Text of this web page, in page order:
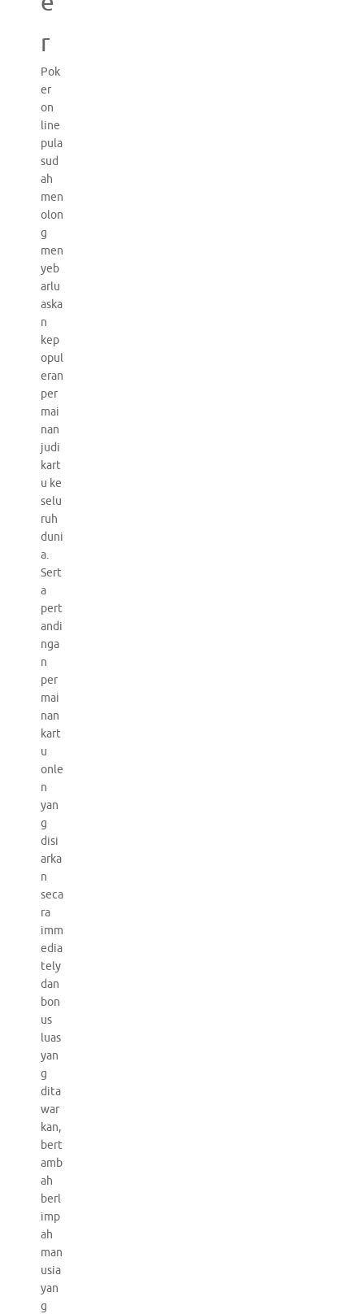
r
Pok
er
on
line
pula
sud
ah
men
olon
g
men
yeb
arlu
aska
n
kep
opul
eran
per
mai
nan
judi
kart
u ke
selu
ruh
duni
a.
Sert
a
pert
andi
nga
n
per
mai
nan
kart
u
onle
n
yan
g
disi
arka
n
seca
ra
imm
edia
tely
dan
bon
us
luas
yan
g
dita
war
kan,
bert
amb
ah
berl
imp
ah
man
usia
yan
g